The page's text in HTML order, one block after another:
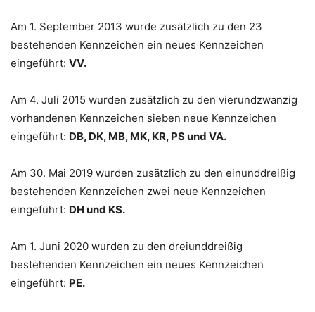
Am 1. September 2013 wurde zusätzlich zu den 23
bestehenden Kennzeichen ein neues Kennzeichen
eingeführt: VV.
Am 4. Juli 2015 wurden zusätzlich zu den vierundzwanzig
vorhandenen Kennzeichen sieben neue Kennzeichen
eingeführt: DB, DK, MB, MK, KR, PS und VA.
Am 30. Mai 2019 wurden zusätzlich zu den einunddreißig
bestehenden Kennzeichen zwei neue Kennzeichen
eingeführt: DH und KS.
Am 1. Juni 2020 wurden zu den dreiunddreißig
bestehenden Kennzeichen ein neues Kennzeichen
eingeführt: PE.